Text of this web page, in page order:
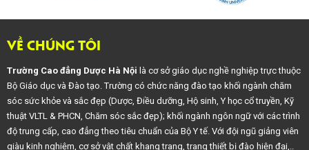
VỀ CHÚNG TÔI
Trường Cao đẳng Dược Hà Nội là cơ sở giáo dục nghề nghiệp trực thuộc
Bộ Giáo dục và Đào tạo. Trường có chức năng đào tạo khối ngành chăm
sóc sức khỏe và sắc đẹp (Dược, Điều dưỡng, Hộ sinh, Y học cổ truyền, Kỹ
thuật VLTL & PHCN, Chăm sóc sắc đẹp); khối ngành ngôn ngữ với các trình
độ trung cấp, cao đẳng theo tiêu chuẩn của Bộ Y tế. Với đội ngũ giảng viên
giàu kinh nghiệm, cơ sở vật chất khang trang, trang thiết bị đào hiện đại,..